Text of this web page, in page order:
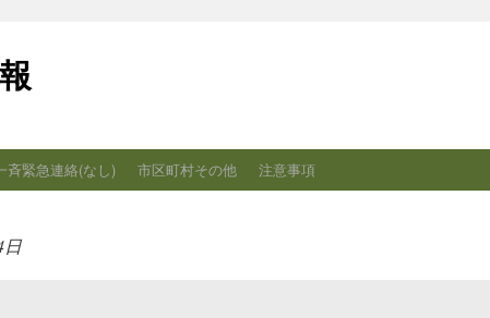
斉緊急連絡(なし) 市区町村その他 注意事項
日